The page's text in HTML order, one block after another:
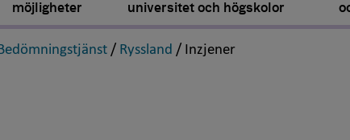
möjligheter
universitet och högskolor
,
/ Ryssland ,
/ Inzjener,